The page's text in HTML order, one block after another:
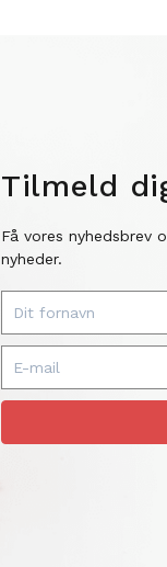
Tilmeld
Få vores
nyheder.